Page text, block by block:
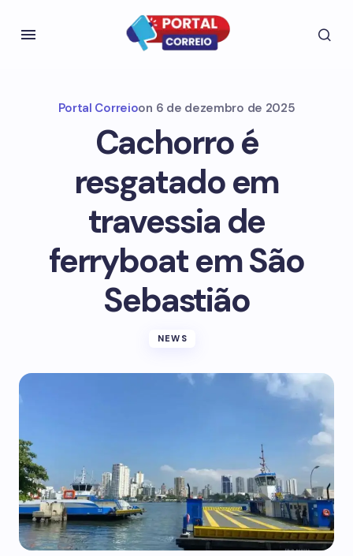
Portal Correioon 6 de dezembro de 2025
Cachorro é
resgatado em
travessia de
ferryboat em São
Sebastião
NEWS